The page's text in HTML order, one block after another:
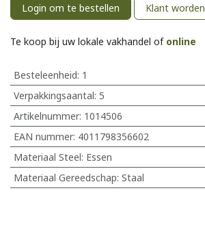
Login om te bestellen Klant worden
Te koop bij uw lokale vakhandel of online
Besteleenheid: 1
Verpakkingsaantal: 5
Artikelnummer: 1014506
EAN nummer: 4011798356602
Materiaal Steel: Essen
Materiaal Gereedschap: Staal